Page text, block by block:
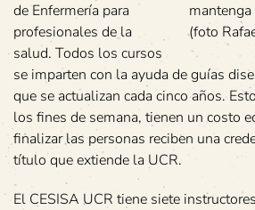
(foto
de Enfermería para
profesionales de la
salud. Todos los cursos
se imparten con la ayuda de guías
que se actualizan cada cinco años.
los fines de semana, tienen un costo
finalizar las personas reciben una
título que extiende la UCR.
El CESISA UCR tiene siete